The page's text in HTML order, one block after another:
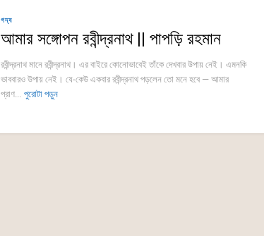
গদ্য
আমার সঙ্গোপন রবীন্দ্রনাথ || পাপড়ি রহমান
রবীন্দ্রনাথ মানে রবীন্দ্রনাথ। এর বাইরে কোনোভাবেই তাঁকে দেখবার উপায় নেই। এমনকি
ভাববারও উপায় নেই। যে-কেউ একবার রবীন্দ্রনাথ পড়লেন তো মনে হবে — আমার
প্রাণ... পুরোটা পড়ুন